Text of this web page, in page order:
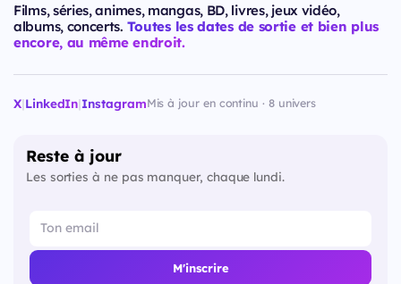
Films, séries, animes, mangas, BD, livres, jeux vidéo,
albums, concerts. Toutes les dates de sortie et bien plus
encore, au même endroit.
X|LinkedIn|InstagramMis à jour en continu · 8 univers
Reste à jour
Les sorties à ne pas manquer, chaque lundi.
M'inscrire